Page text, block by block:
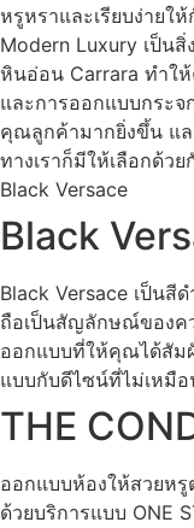
หรูหราและเรียบง่ายใ
Modern Luxury เป็น
หินอ่อน Carrara ทำใ
และการออกแบบกระ
คุณลูกค้ามากยิ่งขึ้น แล
ทางเราก็มีให้เลือกด้ว
Black Versace
Black
Black Versace เป็น
ถือเป็นสัญลักษณ์ของค
ออกแบบที่ให้คุณได้สัม
แบบกับดีไซน์ที่ไม่เหมือ
THE
ออกแบบห้องให้สวยห
ด้วยบริการแบบ ONE